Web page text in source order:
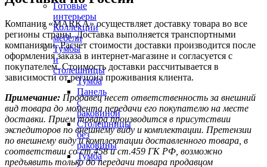
Готовые
интерьеры
Коллекции
мебели
Тумбы
и
столешницы
Тумба
Панель
с
раковиной
Столешницы
без
раковины
Тумба
Компания «MARKA» осуществляет доставку товара во все
регионы страны. Доставка выполняется транспортными
компаниями. Расчет стоимости доставки производится после
оформления заказа в интернет-магазине и согласуется с
покупателем. Стоимость доставки рассчитывается в
зависимости от региона проживания клиента.
Примечание: Продавец несет ответственность за внешний
вид товара до момента передачи его покупателю на месте
доставки. Прием товара производится в присутствии
экспедиторов по внешнему виду и комплектации. Претензии
по внешнему виду и комплектации доставленного товара, в
соответствии со ст.458 и ст.459 ГК РФ, возможно
предъявить только до передачи товара продавцом